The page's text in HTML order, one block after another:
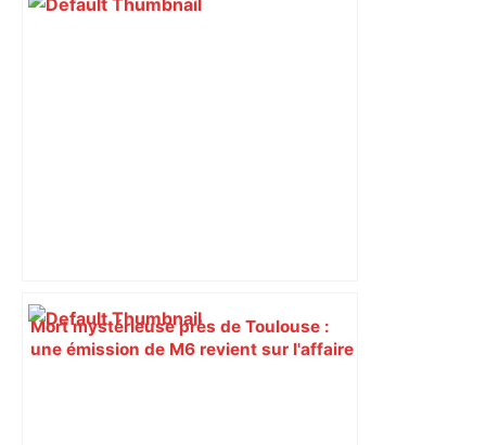
Mort mystérieuse près de Toulouse :
une émission de M6 revient sur l'affaire